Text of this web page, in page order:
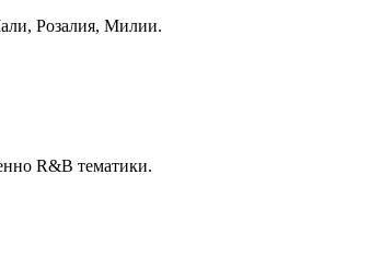
Розалия, Милии.
R&B тематики.